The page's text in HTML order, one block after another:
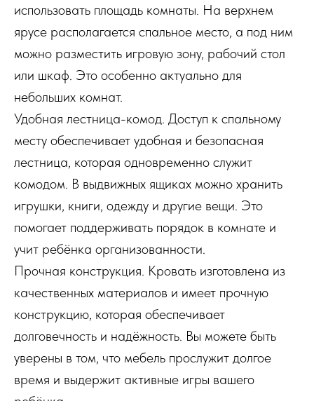
использовать площадь комнаты. На верхнем
ярусе располагается спальное место, а под ним
можно разместить игровую зону, рабочий стол
или шкаф. Это особенно актуально для
небольших комнат.
Удобная лестница-комод. Доступ к спальному
месту обеспечивает удобная и безопасная
лестница, которая одновременно служит
комодом. В выдвижных ящиках можно хранить
игрушки, книги, одежду и другие вещи. Это
помогает поддерживать порядок в комнате и
учит ребёнка организованности.
Прочная конструкция. Кровать изготовлена из
качественных материалов и имеет прочную
конструкцию, которая обеспечивает
долговечность и надёжность. Вы можете быть
уверены в том, что мебель прослужит долгое
время и выдержит активные игры вашего